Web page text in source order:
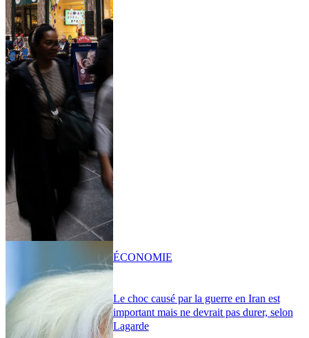
Le choc causé par la guerre en Iran est
important mais ne devrait pas durer, selon
Lagarde
ÉCONOMIE